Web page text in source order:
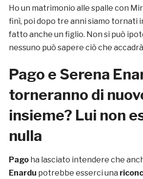
Ho un matrimonio alle spalle con
finì, poi dopo tre anni siamo tornati
fatto anche un figlio. Non si può
nessuno può sapere ciò che
Pago e Serena
torneranno di
insieme? Lui non
nulla
Pago ha lasciato intendere che
Enardu potrebbe esserci una